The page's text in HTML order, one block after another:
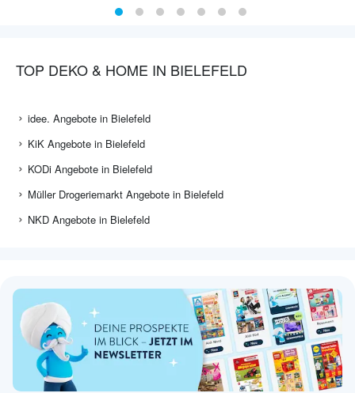
TOP DEKO & HOME IN BIELEFELD
idee. Angebote in Bielefeld
KiK Angebote in Bielefeld
KODi Angebote in Bielefeld
Müller Drogeriemarkt Angebote in Bielefeld
NKD Angebote in Bielefeld